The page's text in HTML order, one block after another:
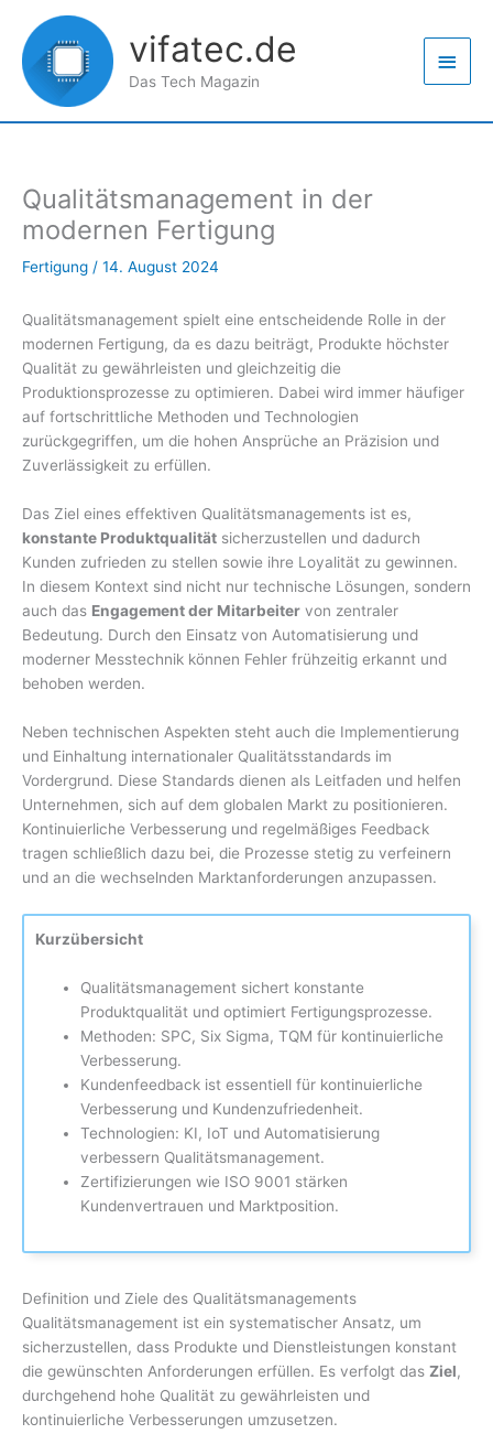
Inhalt
springen
vifatec.de
Das Tech Magazin
Qualitätsmanagement in der
modernen Fertigung
Fertigung / 14. August 2024
Qualitätsmanagement spielt eine entscheidende Rolle in der
modernen Fertigung, da es dazu beiträgt, Produkte höchster
Qualität zu gewährleisten und gleichzeitig die
Produktionsprozesse zu optimieren. Dabei wird immer häufiger
auf fortschrittliche Methoden und Technologien
zurückgegriffen, um die hohen Ansprüche an Präzision und
Zuverlässigkeit zu erfüllen.
Das Ziel eines effektiven Qualitätsmanagements ist es,
konstante Produktqualität sicherzustellen und dadurch
Kunden zufrieden zu stellen sowie ihre Loyalität zu gewinnen.
In diesem Kontext sind nicht nur technische Lösungen, sondern
auch das Engagement der Mitarbeiter von zentraler
Bedeutung. Durch den Einsatz von Automatisierung und
moderner Messtechnik können Fehler frühzeitig erkannt und
behoben werden.
Neben technischen Aspekten steht auch die Implementierung
und Einhaltung internationaler Qualitätsstandards im
Vordergrund. Diese Standards dienen als Leitfaden und helfen
Unternehmen, sich auf dem globalen Markt zu positionieren.
Kontinuierliche Verbesserung und regelmäßiges Feedback
tragen schließlich dazu bei, die Prozesse stetig zu verfeinern
und an die wechselnden Marktanforderungen anzupassen.
Kurzübersicht
Qualitätsmanagement sichert konstante
Produktqualität und optimiert Fertigungsprozesse.
Methoden: SPC, Six Sigma, TQM für kontinuierliche
Verbesserung.
Kundenfeedback ist essentiell für kontinuierliche
Verbesserung und Kundenzufriedenheit.
Technologien: KI, IoT und Automatisierung
verbessern Qualitätsmanagement.
Zertifizierungen wie ISO 9001 stärken
Kundenvertrauen und Marktposition.
Definition und Ziele des Qualitätsmanagements
Qualitätsmanagement ist ein systematischer Ansatz, um
sicherzustellen, dass Produkte und Dienstleistungen konstant
die gewünschten Anforderungen erfüllen. Es verfolgt das Ziel,
durchgehend hohe Qualität zu gewährleisten und
kontinuierliche Verbesserungen umzusetzen.